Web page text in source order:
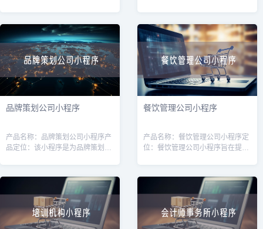
案。通过该小程序，用户可以方便
快
升业务效率和服务质量。通过该小
程序，用户可
品牌策划公司小程序
产品名称：品牌策划公司小程序产
品定位：该小程序是为品牌策划公
务，并与客户保持有效的沟通和合
餐饮管理公司小程序
产品名称：餐饮管理公司小程序定
位：餐饮管理公司小程序旨在提供
铺。通过该小程序，管理公司可以